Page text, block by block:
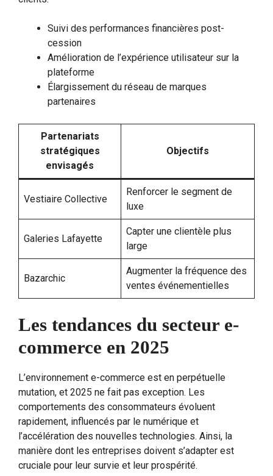
Suivi des performances financières post-
cession
Amélioration de l’expérience utilisateur sur la
plateforme
Élargissement du réseau de marques
partenaires
Partenariats
stratégiques
envisagés
Objectifs
Vestiaire Collective
Renforcer le segment de
luxe
Galeries Lafayette
Capter une clientèle plus
large
Bazarchic
Augmenter la fréquence des
ventes événementielles
Les tendances du secteur e-
commerce en 2025
L’environnement e-commerce est en perpétuelle
mutation, et 2025 ne fait pas exception. Les
comportements des consommateurs évoluent
rapidement, influencés par le numérique et
l’accélération des nouvelles technologies. Ainsi, la
manière dont les entreprises doivent s’adapter est
cruciale pour leur survie et leur prospérité.